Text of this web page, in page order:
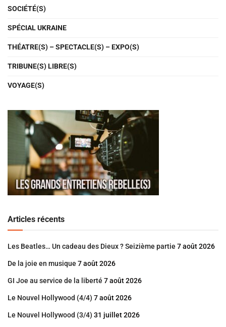
SOCIÉTÉ(S)
SPÉCIAL UKRAINE
THÉATRE(S) – SPECTACLE(S) – EXPO(S)
TRIBUNE(S) LIBRE(S)
VOYAGE(S)
Articles récents
Les Beatles… Un cadeau des Dieux ? Seizième partie 7 août 2026
De la joie en musique 7 août 2026
GI Joe au service de la liberté 7 août 2026
Le Nouvel Hollywood (4/4) 7 août 2026
Le Nouvel Hollywood (3/4) 31 juillet 2026